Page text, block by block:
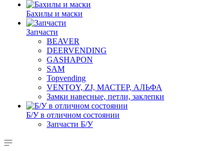
Бахилы и маски
Запчасти
BEAVER
DEERVENDING
GASHAPON
SAM
Topvending
VENTOY, ZJ, МАСТЕР, АЛЬФА
Замки навесные, петли, заклепки
Б/У в отличном состоянии
Запчасти Б/У